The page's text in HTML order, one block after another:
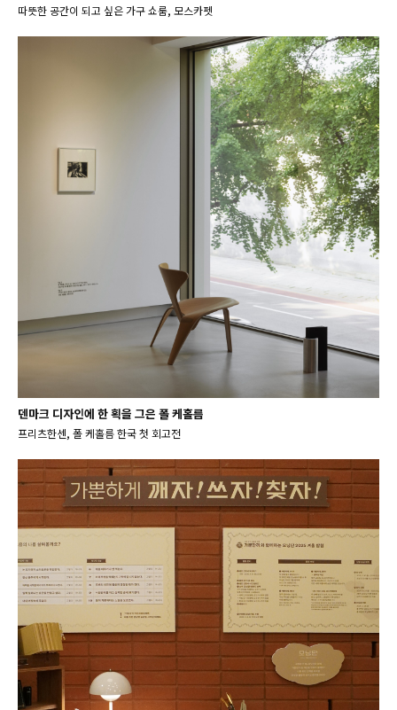
따뜻한 공간이 되고 싶은 가구 쇼룸, 모스카펫
덴마크 디자인에 한 획을 그은 폴 케홀름
프리츠한센, 폴 케홀름 한국 첫 회고전